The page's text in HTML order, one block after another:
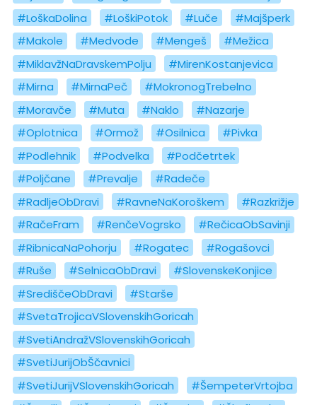
#LoškaDolina
#LoškiPotok #Luče
#Majšperk
#Makole
#Medvode #Mengeš
#Mežica
#MiklavžNaDravskemPolju
#MirenKostanjevica
#Mirna
#MirnaPeč
#MokronogTrebelno
#Moravče
#Muta #Naklo
#Nazarje
#Oplotnica
#Ormož #Osilnica
#Pivka
#Podlehnik
#Podvelka
#Podčetrtek
#Poljčane
#Prevalje
#Radeče
#RadljeObDravi
#RavneNaKoroškem
#Razkrižje
#RačeFram
#RenčeVogrsko
#RečicaObSavinji
#RibnicaNaPohorju
#Rogatec
#Rogašovci
#Ruše
#SelnicaObDravi
#SlovenskeKonjice
#SrediščeObDravi
#Starše
#SvetaTrojicaVSlovenskihGoricah
#SvetiAndražVSlovenskihGoricah
#SvetiJurijObŠčavnici
#SvetiJurijVSlovenskihGoricah
#ŠempeterVrtojba